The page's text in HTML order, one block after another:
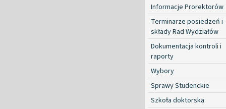
Informacje Prorektorów
Terminarze posiedzeń i
składy Rad Wydziałów
Dokumentacja kontroli i
raporty
Wybory
Sprawy Studenckie
Szkoła doktorska